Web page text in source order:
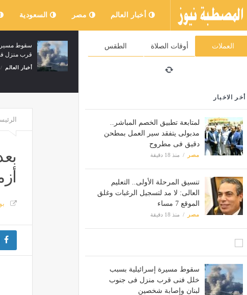
أخبار العالم مصر السعودية
العملات أوقات الصلاة الطقس
أخر الاخبار
لمتابعة تطبيق الخصم المباشر..
مدبولى يتفقد سير العمل بمطحن
دقيق فى مطروح
مصر منذ 18 دقيقة
تنسيق المرحلة الأولى.. التعليم
العالى: لا مد لتسجيل الرغبات وغلق
الموقع 7 مساء
مصر منذ 18 دقيقة
سقوط مسيرة إسرائيلية بسبب
خلل فنى قرب منزل فى جنوب
لبنان وإصابة شخصين
سقوط
قرب منزل
أخبار العالم
كيف تستلم الحوالة في بنك القاهرة ؟
مصر منذ 28 دقيقة